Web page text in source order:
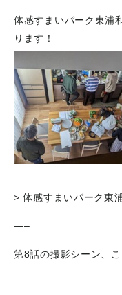
体感すまいパーク東浦
ります！
> 体感すまいパーク東
—–
第8話の撮影シーン、